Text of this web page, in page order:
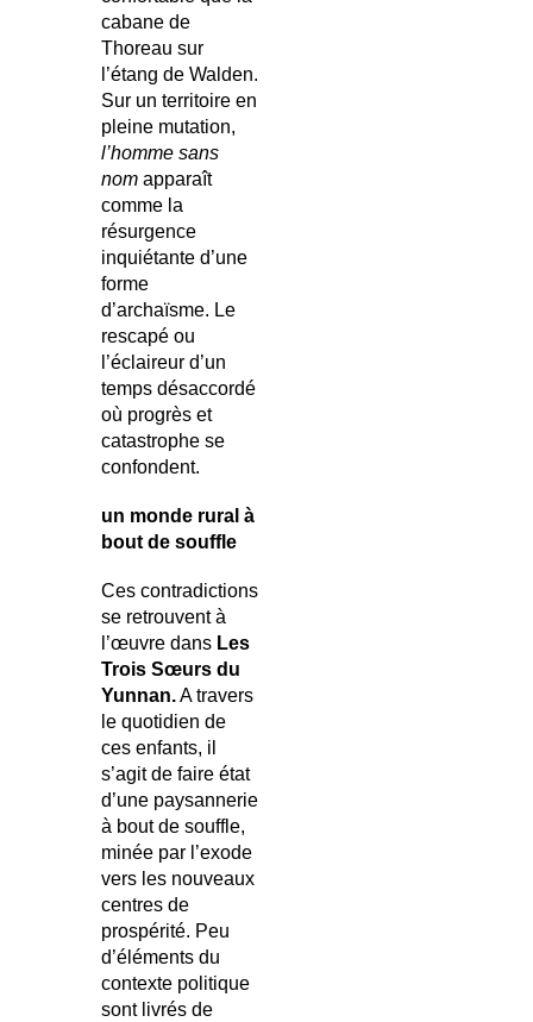
cabane de
Thoreau sur
l’étang de Walden.
Sur un territoire en
pleine mutation,
l’homme sans
nom apparaît
comme la
résurgence
inquiétante d’une
forme
d’archaïsme. Le
rescapé ou
l’éclaireur d’un
temps désaccordé
où progrès et
catastrophe se
confondent.
un monde rural à
bout de souffle
Ces contradictions
se retrouvent à
l’œuvre dans Les
Trois Sœurs du
Yunnan.A travers
le quotidien de
ces enfants, il
s’agit de faire état
d’une paysannerie
à bout de souffle,
minée par l’exode
vers les nouveaux
centres de
prospérité. Peu
d’éléments du
contexte politique
sont livrés de